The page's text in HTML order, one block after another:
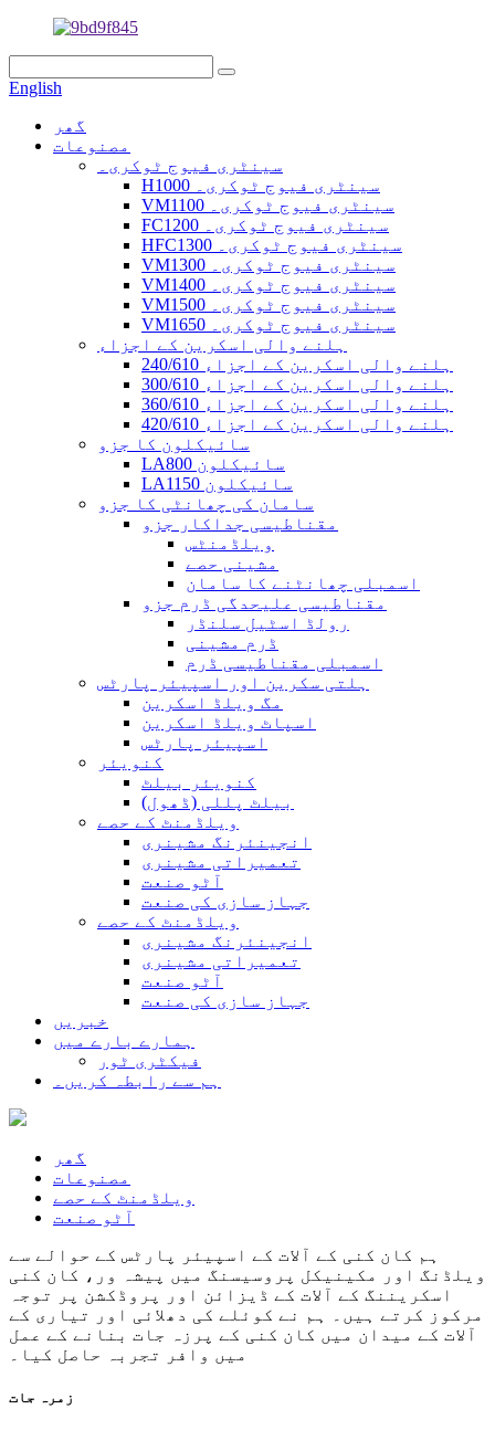
English
گھر
مصنوعات
سینٹری فیوج ٹوکری۔
H1000 سینٹری فیوج ٹوکری۔
VM1100 سینٹری فیوج ٹوکری۔
FC1200 سینٹری فیوج ٹوکری۔
HFC1300 سینٹری فیوج ٹوکری۔
VM1300 سینٹری فیوج ٹوکری۔
VM1400 سینٹری فیوج ٹوکری۔
VM1500 سینٹری فیوج ٹوکری۔
VM1650 سینٹری فیوج ٹوکری۔
ہلنے والی اسکرین کے اجزاء
240/610 ہلنے والی اسکرین کے اجزاء
300/610 ہلنے والی اسکرین کے اجزاء
360/610 ہلنے والی اسکرین کے اجزاء
420/610 ہلنے والی اسکرین کے اجزاء
سائیکلون کا جزو
LA800 سائیکلون
LA1150 سائیکلون
سامان کی چھانٹی کا جزو
مقناطیسی جداکار جزو
ویلڈمنٹس
مشینی حصے
اسمبلی چھانٹنے کا سامان
مقناطیسی علیحدگی ڈرم جزو
رولڈ اسٹیل سلنڈر
ڈرم مشینی
اسمبلی مقناطیسی ڈرم
ہلتی سکرین اور اسپیئر پارٹس
مگ ویلڈ اسکرین
اسپاٹ ویلڈ اسکرین
اسپیئر پارٹس
کنویئر
کنویئر بیلٹ
بیلٹ پللی (ڈھول)
ویلڈمنٹ کے حصے
انجینئرنگ مشینری
تعمیراتی مشینری
آٹو صنعت
جہاز سازی کی صنعت
ویلڈمنٹ کے حصے
انجینئرنگ مشینری
تعمیراتی مشینری
آٹو صنعت
جہاز سازی کی صنعت
خبریں
ہمارے بارے میں
فیکٹری ٹور
ہم سے رابطہ کریں۔
گھر
مصنوعات
ویلڈمنٹ کے حصے
آٹو صنعت
ہم کان کنی کے آلات کے اسپیئر پارٹس کے حوالے سے
ویلڈنگ اور مکینیکل پروسیسنگ میں پیشہ ور، کان کنی
اسکریننگ کے آلات کے ڈیزائن اور پروڈکشن پر توجہ
مرکوز کرتے ہیں۔ ہم نے کوئلے کی دھلائی اور تیاری کے
آلات کے میدان میں کان کنی کے پرزہ جات بنانے کے عمل
میں وافر تجربہ حاصل کیا۔
زمرہ جات